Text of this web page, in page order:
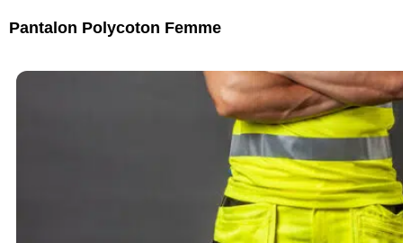
Pantalon Polycoton Femme